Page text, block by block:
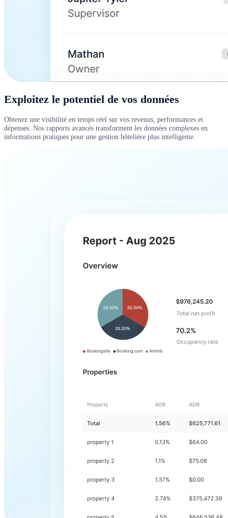
Exploitez le potentiel de vos données
Obtenez une visibilité en temps réel sur vos revenus, performances et
dépenses. Nos rapports avancés transforment les données complexes en
informations pratiques pour une gestion hôtelière plus intelligente.